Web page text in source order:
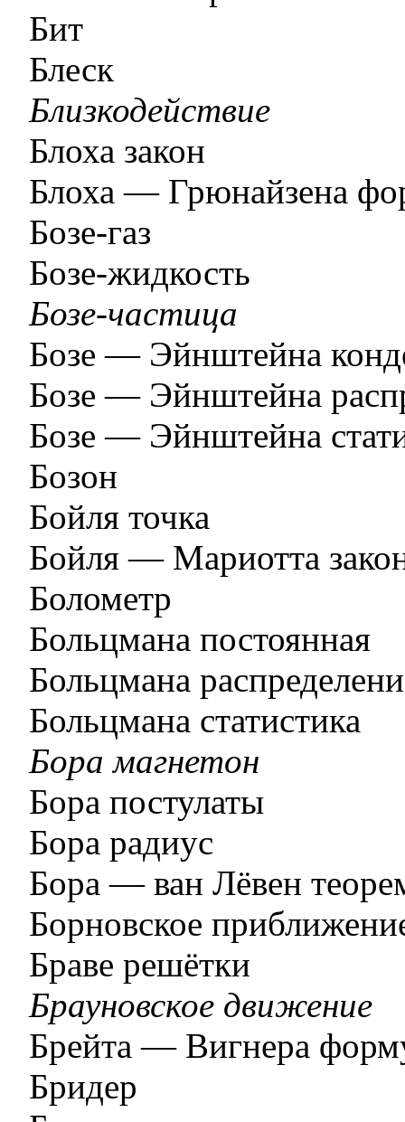
Бит
Блеск
Близкодействие
Блоха закон
Блоха — Грюнайзена
Бозе-газ
Бозе-жидкость
Бозе-частица
Бозе — Эйнштейна
Бозе — Эйнштейна
Бозе — Эйнштейна
Бозон
Бойля точка
Бойля — Мариотта
Болометр
Больцмана постоянная
Больцмана
Больцмана статистика
Бора магнетон
Бора постулаты
Бора радиус
Бора — ван Лёвен
Борновское
Браве решётки
Брауновское движение
Брейта — Вигнера
Бридер